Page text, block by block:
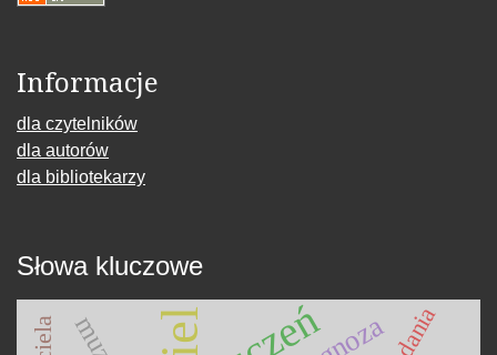
Informacje
dla czytelników
dla autorów
dla bibliotekarzy
Słowa kluczowe